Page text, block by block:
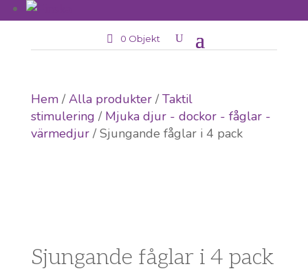
0 Objekt
Hem/Alla produkter/Taktil
stimulering / Mjuka djur - dockor - fåglar -
värmedjur/ Sjungande fåglar i 4 pack
Sjungande fåglar i 4 pack